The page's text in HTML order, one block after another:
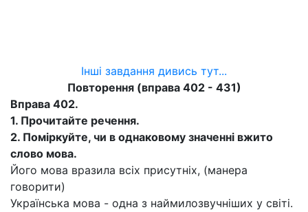
Інші завдання дивись тут...
Повторення (вправа 402 - 431)
Вправа 402.
1. Прочитайте речення.
2. Поміркуйте, чи в однаковому значенні вжито
слово мова.
Його мова вразила всіх присутніх, (манера
говорити)
Українська мова - одна з наймилозвучніших у світі.